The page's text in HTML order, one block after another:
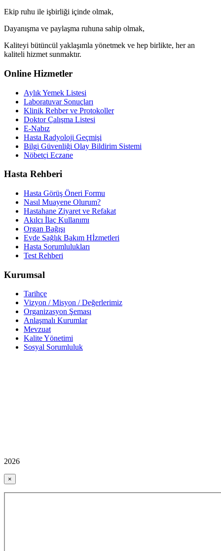
Ekip ruhu ile işbirliği içinde olmak,
Dayanışma ve paylaşma ruhuna sahip olmak,
Kaliteyi bütüncül yaklaşımla yönetmek ve hep birlikte, her an
kaliteli hizmet sunmaktır.
Online Hizmetler
Aylık Yemek Listesi
Laboratuvar Sonuçları
Klinik Rehber ve Protokoller
Doktor Çalışma Listesi
E-Nabız
Hasta Radyoloji Geçmişi
Bilgi Güvenliği Olay Bildirim Sistemi
Nöbetçi Eczane
Hasta Rehberi
Hasta Görüş Öneri Formu
Nasıl Muayene Olurum?
Hastahane Ziyaret ve Refakat
Akılcı İlaç Kullanımı
Organ Bağışı
Evde Sağlık Bakım Hİzmetleri
Hasta Sorumlulukları
Test Rehberi
Kurumsal
Tarihçe
Vizyon / Misyon / Değerlerimiz
Organizasyon Şeması
Anlaşmalı Kurumlar
Mevzuat
Kalite Yönetimi
Sosyal Sorumluluk
2026
×